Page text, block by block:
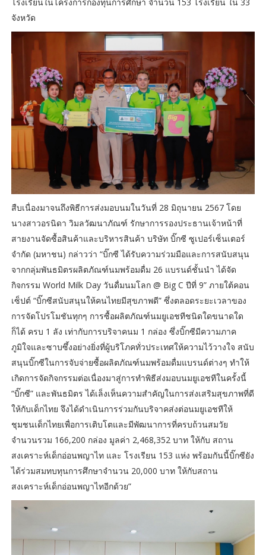
จังหวัด
สืบเนื่องมาจนถึงพิธีการส่งมอบนมในวันที่ 28 มิถุนายน 2567 โดย
นางสาวอรนิดา วิมลวัฒนาภัณฑ์ รักษาการรองประธานเจ้าหน้าที่
สายงานจัดซื้อสินค้าและบริหารสินค้า บริษัท บิ๊กซี ซูเปอร์เซ็นเตอร์
จำกัด (มหาชน) กล่าวว่า “บิ๊กซี ได้รับความร่วมมือและการสนับสนุน
จากกลุ่มพันธมิตรผลิตภัณฑ์นมพร้อมดื่ม 26 แบรนด์ชั้นนำ ได้จัด
กิจกรรม World Milk Day วันดื่มนมโลก @ Big C ปีที่ 9” ภายใต้คอน
เซ็ปต์ “บิ๊กซีสนับสนุนให้คนไทยมีสุขภาพดี” ซึ่งตลอดระยะเวลาของ
การจัดโปรโมชันทุกๆ การซื้อผลิตภัณฑ์นมยูเอชทีชนิดใดขนาดใด
ก็ได้ ครบ 1 ลัง เท่ากับการบริจาคนม 1 กล่อง ซึ่งบิ๊กซีมีความภาค
ภูมิใจและซาบซึ้งอย่างยิ่งที่ผู้บริโภคทั่วประเทศให้ความไว้วางใจ สนับ
สนุนบิ๊กซีในการจับจ่ายซื้อผลิตภัณฑ์นมพร้อมดื่มแบรนด์ต่างๆ ทำให้
เกิดการจัดกิจกรรมต่อเนื่องมาสู่การทำพิธีส่งมอบนมยูเอชทีในครั้งนี้
“บิ๊กซี” และพันธมิตร ได้เล็งเห็นความสำคัญในการส่งเสริมสุขภาพที่ดี
ให้กับเด็กไทย จึงได้ดำเนินการร่วมกันบริจาคส่งต่อนมยูเอชทีให้
ชุมชนเด็กไทยเพื่อการเติบโตและมีพัฒนาการที่ครบถ้วนสมวัย
จำนวนรวม 166,200 กล่อง มูลค่า 2,468,352 บาท ให้กับ สถาน
สงเคราะห์เด็กอ่อนพญาไท และ โรงเรียน 153 แห่ง พร้อมกันนี้บิ๊กซียัง
ได้ร่วมสมทบทุนการศึกษาจำนวน 20,000 บาท ให้กับสถาน
สงเคราะห์เด็กอ่อนพญาไทอีกด้วย”